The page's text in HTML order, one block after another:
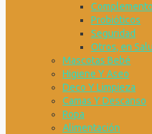
Probióticos
Seguridad
Otros, en
Mascotas Bebé
Higiene Y Aseo
Deco Y Limpieza
Camas Y Descanso
Ropa
Alimentación